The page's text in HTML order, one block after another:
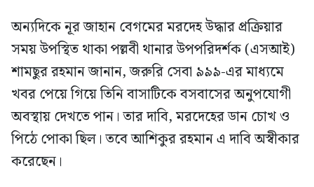
অন্যদিকে নূর জাহান বেগমের মরদেহ উদ্ধার প্রক্রিয়ার
সময় উপস্থিত থাকা পল্লবী থানার উপপরিদর্শক (এসআই)
শামছুর রহমান জানান, জরুরি সেবা ৯৯৯-এর মাধ্যমে
খবর পেয়ে গিয়ে তিনি বাসাটিকে বসবাসের অনুপযোগী
অবস্থায় দেখতে পান। তার দাবি, মরদেহের ডান চোখ ও
পিঠে পোকা ছিল। তবে আশিকুর রহমান এ দাবি অস্বীকার
করেছেন।